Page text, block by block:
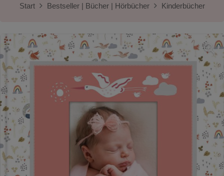
Start Bestseller | Bücher | Hörbücher Kinderbücher